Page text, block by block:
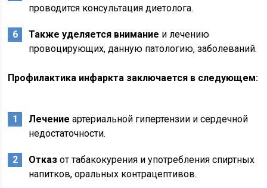
проводится консультация диетолога.
Также уделяется внимание и лечению
провоцирующих, данную патологию, заболеваний.
Профилактика инфаркта заключается в следующем:
Лечение артериальной гипертензии и сердечной
недостаточности.
Отказ от табакокурения и употребления спиртных
напитков, оральных контрацептивов.